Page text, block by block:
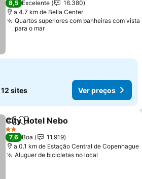
8,5 Excelente
16.380
a 4.7 km de Bella Center
Quartos superiores com banheiras com vista
para o mar
12 sites Ver preços
PartilharAdicionar aos favoritos
City Hotel Nebo
2 Estrelas
7,6 Boa
11.919
a 0.1 km de Estação Central de Copenhague
Aluguer de bicicletas no local